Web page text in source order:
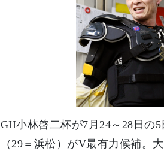
GII小林啓二杯が7月24～28日の
（29＝浜松）がV最有力候補。